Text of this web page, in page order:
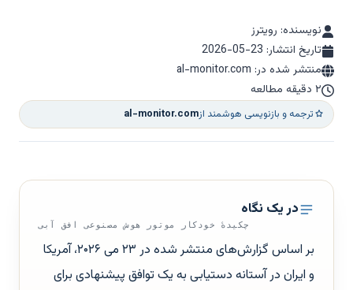
نویسنده: رویترز
تاریخ انتشار: 2026-05-23
منتشر شده در: al-monitor.com
۲ دقیقه مطالعه
ترجمه و بازنویسی هوشمند ازal-monitor.com
در یک نگاه
چکیدهٔ خودکار موتور هوش مصنوعی افق آبی
بر اساس گزارش‌های منتشر شده در ۲۳ می ۲۰۲۶، آمریکا
و ایران در آستانه دستیابی به یک توافق پیشنهادی برای